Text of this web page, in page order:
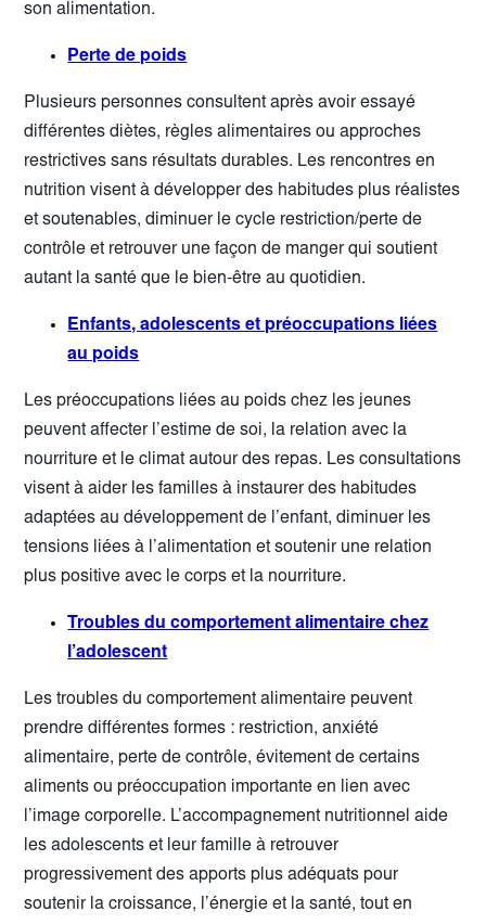
son alimentation.
Perte de poids
Plusieurs personnes consultent après avoir essayé
différentes diètes, règles alimentaires ou approches
restrictives sans résultats durables. Les rencontres en
nutrition visent à développer des habitudes plus réalistes
et soutenables, diminuer le cycle restriction/perte de
contrôle et retrouver une façon de manger qui soutient
autant la santé que le bien-être au quotidien.
Enfants, adolescents et préoccupations liées
au poids
Les préoccupations liées au poids chez les jeunes
peuvent affecter l’estime de soi, la relation avec la
nourriture et le climat autour des repas. Les consultations
visent à aider les familles à instaurer des habitudes
adaptées au développement de l’enfant, diminuer les
tensions liées à l’alimentation et soutenir une relation
plus positive avec le corps et la nourriture.
Troubles du comportement alimentaire chez
l’adolescent
Les troubles du comportement alimentaire peuvent
prendre différentes formes : restriction, anxiété
alimentaire, perte de contrôle, évitement de certains
aliments ou préoccupation importante en lien avec
l’image corporelle. L’accompagnement nutritionnel aide
les adolescents et leur famille à retrouver
progressivement des apports plus adéquats pour
soutenir la croissance, l’énergie et la santé, tout en